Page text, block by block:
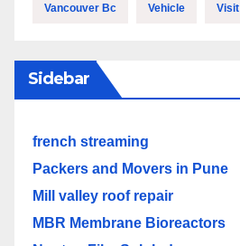
Vancouver Bc Vehicle Visit
Sidebar
french streaming
Packers and Movers in Pune
Mill valley roof repair
MBR Membrane Bioreactors